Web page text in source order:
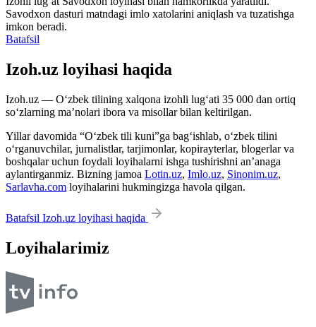
Savodxon dasturi matndagi imlo xatolarini aniqlash va tuzatishga
imkon beradi.
Batafsil
Izoh.uz loyihasi haqida
Izoh.uz — O‘zbek tilining xalqona izohli lug‘ati 35 000 dan ortiq
so‘zlarning ma’nolari ibora va misollar bilan keltirilgan.
Yillar davomida “O‘zbek tili kuni”ga bag‘ishlab, o‘zbek tilini
o‘rganuvchilar, jurnalistlar, tarjimonlar, kopirayterlar, blogerlar va
boshqalar uchun foydali loyihalarni ishga tushirishni an’anaga
aylantirganmiz. Bizning jamoa Lotin.uz, Imlo.uz, Sinonim.uz,
Sarlavha.com loyihalarini hukmingizga havola qilgan.
Batafsil Izoh.uz loyihasi haqida
Loyihalarimiz